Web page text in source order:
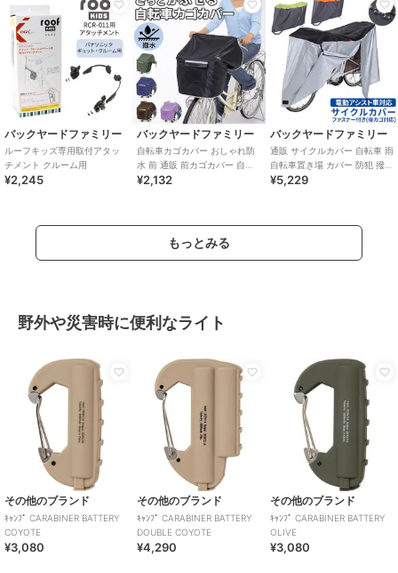
バックヤードファミリー
ルーフキッズ専用取付アタッ
チメント クルーム用
¥2,245
バックヤードファミリー
自転車カゴカバー おしゃれ防
水 前 通販 前カゴカバー 自転
車 撥水 はっ水 雨 ホコリ シン
¥2,132
バックヤードファミリー
通販 サイクルカバー 自転車 雨
自転車置き場 カバー 防犯 撥水
はっ水 風飛び防止 飛ばない バ
¥5,229
もっとみる
野外や災害時に便利なライト
その他のブランド
ｷｬﾝﾌﾟ CARABINER BATTERY
COYOTE
¥3,080
その他のブランド
ｷｬﾝﾌﾟ CARABINER BATTERY
DOUBLE COYOTE
¥4,290
その他のブランド
ｷｬﾝﾌﾟ CARABINER BATTERY
OLIVE
¥3,080